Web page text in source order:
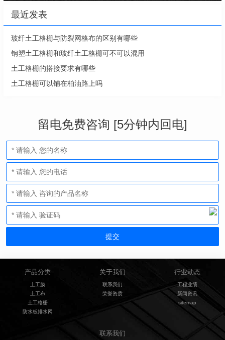
最近发表
玻纤土工格栅与防裂网格布的区别有哪些
钢塑土工格栅和玻纤土工格栅可不可以混用
土工格栅的搭接要求有哪些
土工格栅可以铺在柏油路上吗
留电免费咨询 [5分钟内回电]
产品分类
土工膜
土工布
土工格栅
防水板排水网
关于我们
联系我们
荣誉资质
行业动态
工程业绩
新闻资讯
sitemap
联系我们